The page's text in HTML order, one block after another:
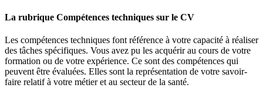
La rubrique Compétences techniques sur le CV
Les compétences techniques font référence à votre capacité à réaliser
des tâches spécifiques. Vous avez pu les acquérir au cours de votre
formation ou de votre expérience. Ce sont des compétences qui
peuvent être évaluées. Elles sont la représentation de votre savoir-
faire relatif à votre métier et au secteur de la santé.